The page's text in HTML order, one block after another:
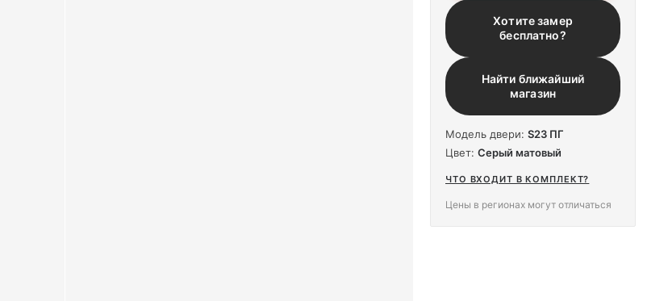
Хотите замер
бесплатно?
Найти ближайший
магазин
Модель двери: S23 ПГ
Цвет: Серый матовый
ЧТО ВХОДИТ В КОМПЛЕКТ?
Цены в регионах могут отличаться